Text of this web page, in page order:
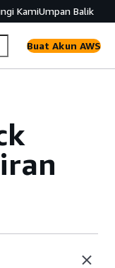
KamiUmpan Balik
Buat Akun AWS